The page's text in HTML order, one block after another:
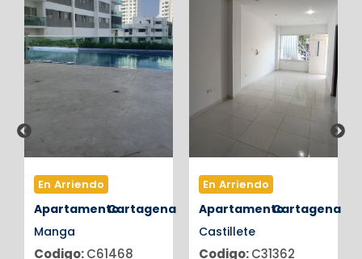
En Arriendo
ApartamentoCartagena
Manga
Codigo:C61468
En Arriendo
ApartamentoCartagena
Castillete
Codigo:C31362